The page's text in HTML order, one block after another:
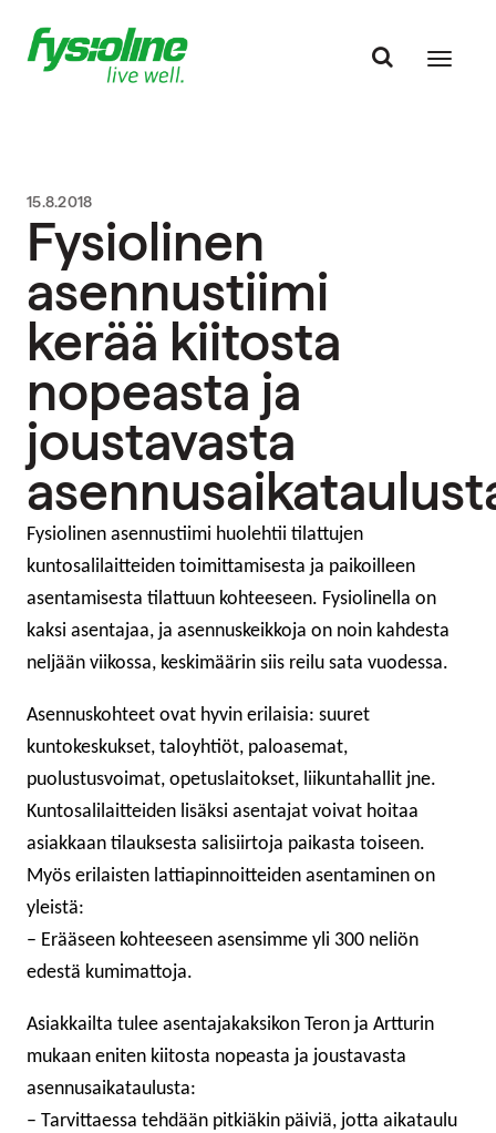
15.8.2018
Fysiolinen
asennustiimi
kerää kiitosta
nopeasta ja
joustavasta
Fysiolinen asennustiimi huolehtii tilattujen
kuntosalilaitteiden toimittamisesta ja paikoilleen
asentamisesta tilattuun kohteeseen. Fysiolinella on
kaksi asentajaa, ja asennuskeikkoja on noin kahdesta
neljään viikossa, keskimäärin siis reilu sata vuodessa.
Asennuskohteet ovat hyvin erilaisia: suuret
kuntokeskukset, taloyhtiöt, paloasemat,
puolustusvoimat, opetuslaitokset, liikuntahallit jne.
Kuntosalilaitteiden lisäksi asentajat voivat hoitaa
asiakkaan tilauksesta salisiirtoja paikasta toiseen.
Myös erilaisten lattiapinnoitteiden asentaminen on
yleistä:
– Erääseen kohteeseen asensimme yli 300 neliön
edestä kumimattoja.
Asiakkailta tulee asentajakaksikon Teron ja Artturin
mukaan eniten kiitosta nopeasta ja joustavasta
asennusaikataulusta:
– Tarvittaessa tehdään pitkiäkin päiviä, jotta aikataulu